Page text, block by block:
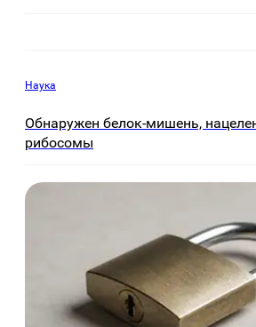
Наука
Обнаружен белок-мишень,
рибосомы